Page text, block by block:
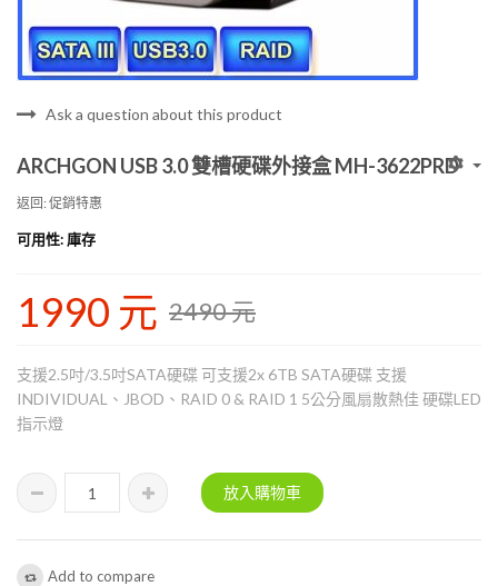
Ask a question about this product
ARCHGON USB 3.0 雙槽硬碟外接盒 MH-3622PRD
返回: 促銷特惠
可用性: 庫存
1990 元 2490 元
支援2.5吋/3.5吋SATA硬碟 可支援2x 6TB SATA硬碟 支援
INDIVIDUAL、JBOD、RAID 0 & RAID 1 5公分風扇散熱佳 硬碟LED
指示燈
Add to compare